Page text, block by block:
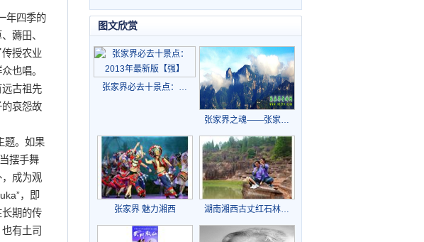
年四季的
薅田、
授农业
也唱。
古祖先
哀怨故
题。如果
摆手舞
成为观
，即
期的传
有土司
图文欣赏
张家界必去十景点：…
张家界之魂——张家…
张家界 魅力湘西 湖南湘西古丈红石林…